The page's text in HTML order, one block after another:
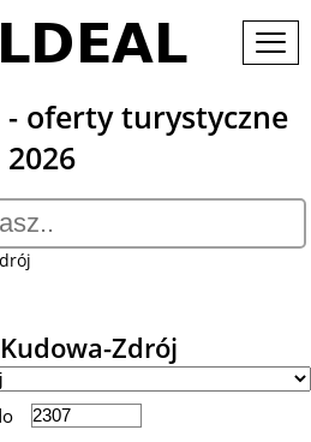
oferty turystyczne
2026
Kudowa-Zdrój